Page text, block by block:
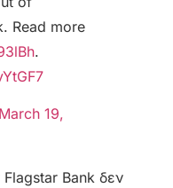
Read more
.
March 19,
Bank δεν